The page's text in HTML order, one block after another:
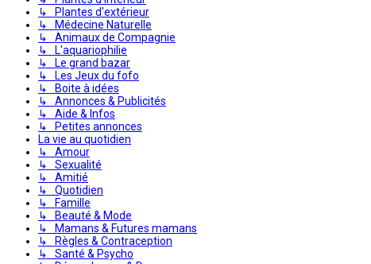
↳ Plantes d'extérieur
↳ Médecine Naturelle
↳ Animaux de Compagnie
↳ L'aquariophilie
↳ Le grand bazar
↳ Les Jeux du fofo
↳ Boite à idées
↳ Annonces & Publicités
↳ Aide & Infos
↳ Petites annonces
La vie au quotidien
↳ Amour
↳ Sexualité
↳ Amitié
↳ Quotidien
↳ Famille
↳ Beauté & Mode
↳ Mamans & Futures mamans
↳ Règles & Contraception
↳ Santé & Psycho